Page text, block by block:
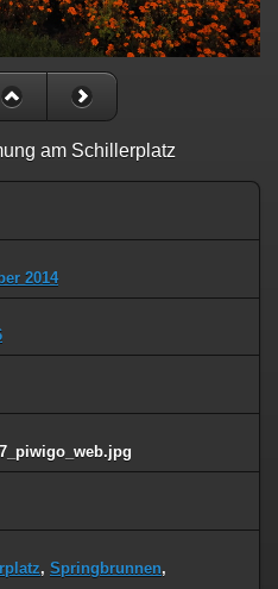
am Schillerplatz
2014
, Springbrunnen,